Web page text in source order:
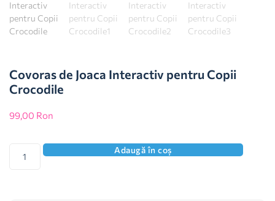
Covoras de Joaca Interactiv pentru Copii
Crocodile
99,00 Ron
Adaugă în coș